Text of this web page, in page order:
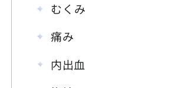
むくみ
痛み
内出血